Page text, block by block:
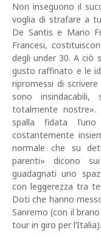
Non inseguono il
voglia di strafare a
De Santis e Mario
Francesi,
degli under 30. A ciò
gusto raffinato e le
ripromessi di
sono
totalmente
spalla fidata
costantemente
normale che su
parenti» dicono
guadagnati uno
con leggerezza tra
Doti che hanno
Sanremo (con il
tour in giro per l’Italia).